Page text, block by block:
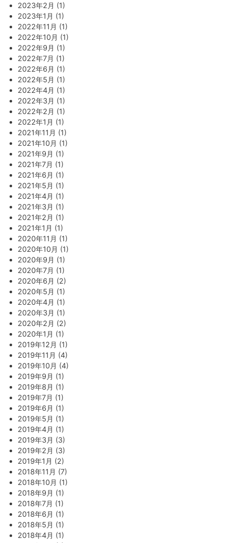
2023年2月 (1)
2023年1月 (1)
2022年11月 (1)
2022年10月 (1)
2022年9月 (1)
2022年7月 (1)
2022年6月 (1)
2022年5月 (1)
2022年4月 (1)
2022年3月 (1)
2022年2月 (1)
2022年1月 (1)
2021年11月 (1)
2021年10月 (1)
2021年9月 (1)
2021年7月 (1)
2021年6月 (1)
2021年5月 (1)
2021年4月 (1)
2021年3月 (1)
2021年2月 (1)
2021年1月 (1)
2020年11月 (1)
2020年10月 (1)
2020年9月 (1)
2020年7月 (1)
2020年6月 (2)
2020年5月 (1)
2020年4月 (1)
2020年3月 (1)
2020年2月 (2)
2020年1月 (1)
2019年12月 (1)
2019年11月 (4)
2019年10月 (4)
2019年9月 (1)
2019年8月 (1)
2019年7月 (1)
2019年6月 (1)
2019年5月 (1)
2019年4月 (1)
2019年3月 (3)
2019年2月 (3)
2019年1月 (2)
2018年11月 (7)
2018年10月 (1)
2018年9月 (1)
2018年7月 (1)
2018年6月 (1)
2018年5月 (1)
2018年4月 (1)